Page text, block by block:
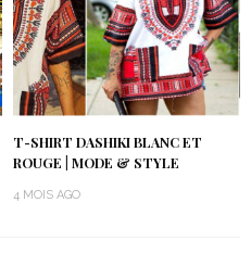
T-SHIRT DASHIKI BLANC ET
ROUGE | MODE & STYLE
4 MOIS AGO